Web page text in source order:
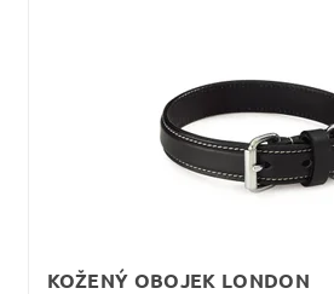
KOŽENÝ OBOJEK LONDON